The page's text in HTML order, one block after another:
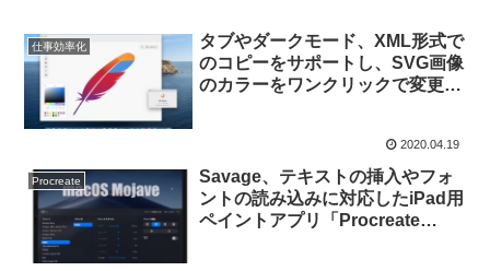
仕事効率化
タブやダークモード、XML形式で
のコピーをサポートし、SVG画像
のカラーをワンクリックで変更す
2020.04.19
Procreate
Savage、テキストの挿入やフォ
ントの読み込みに対応したiPad用
ペイントアプリ「Procreate